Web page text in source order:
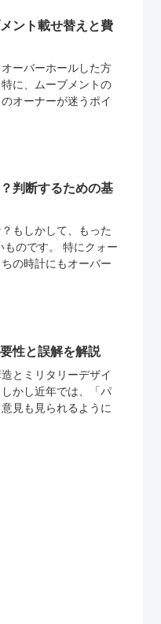
ント載せ替えと費
ーバーホールした方
に、ムーブメントの
オーナーが迷うポイ
判断するための基
もしかして、もった
のです。 特にクォー
の時計にもオーバー
性と誤解を解説
とミリタリーデザイ
かし近年では、「パ
見も見られるように